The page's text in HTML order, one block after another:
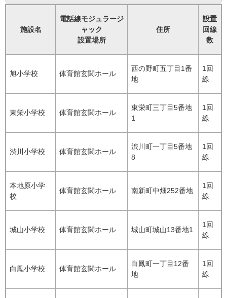
施設名
電話線モジュラージ
ャック
設置場所
住所
設置
回線
数
旭小学校 体育館玄関ホール
西の野町五丁目1番
地
1回
線
東栄小学校 体育館玄関ホール
東栄町三丁目5番地
1
1回
線
渋川小学校 体育館玄関ホール
渋川町一丁目5番地
8
1回
線
本地原小学
校
体育館玄関ホール 南新町中畑252番地
1回
線
城山小学校 体育館玄関ホール 城山町城山13番地1
1回
線
白鳳小学校 体育館玄関ホール
白鳳町一丁目12番
地
1回
線